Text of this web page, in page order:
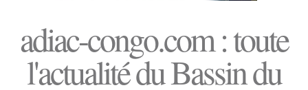
adiac-congo.com : toute
l'actualité du Bassin du